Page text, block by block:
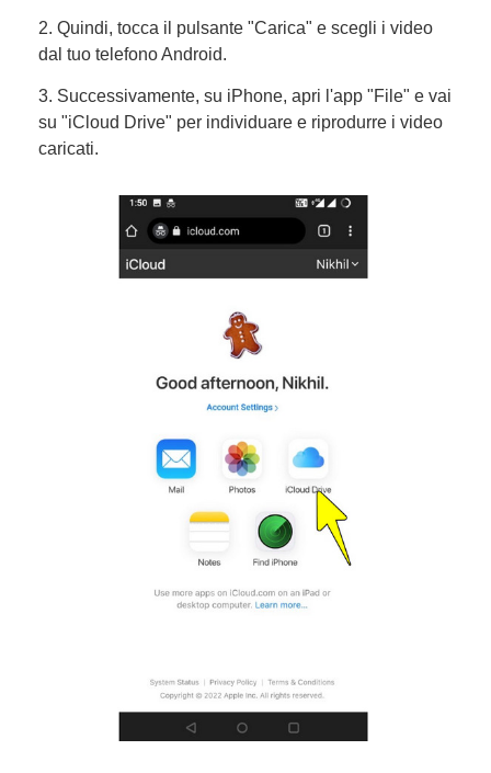
2. Quindi, tocca il pulsante "Carica" e scegli i video
dal tuo telefono Android.
3. Successivamente, su iPhone, apri l'app "File" e vai
su "iCloud Drive" per individuare e riprodurre i video
caricati.